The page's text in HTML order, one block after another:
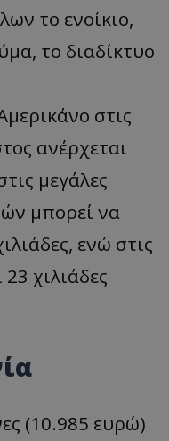
το ενοίκιο,
το διαδίκτυο
στις
ανέρχεται
μεγάλες
μπορεί να
ενώ στις
χιλιάδες
(10.985 ευρώ)